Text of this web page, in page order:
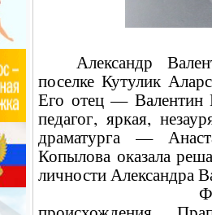
Александр
поселке Кутулик
Его отец — Валентин
педагог, яркая,
драматурга —
Копылова оказала
личности Александра
Фамилия